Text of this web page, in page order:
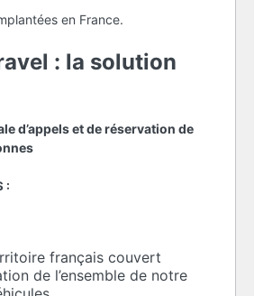
en France.
: la solution
d’appels et de réservation de
:
français couvert
de l’ensemble de notre